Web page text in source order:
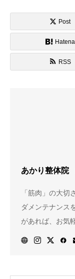
Post
Hatena
RSS
あかり整体院
「筋肉」の大
ダメンテナンス
があれば、お気